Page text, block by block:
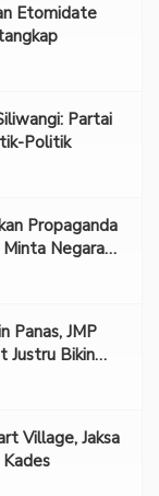
Etomidate
Partai
Politik
Propaganda
Negara
Panas, JMP
Justru Bikin
Village, Jaksa